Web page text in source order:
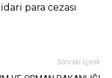
para cezası
Sonraki İçerik